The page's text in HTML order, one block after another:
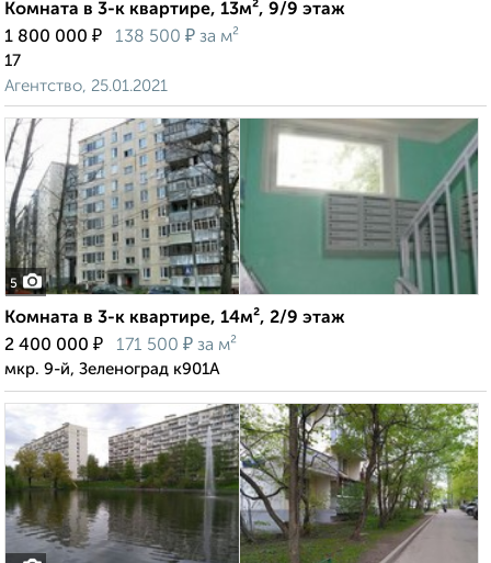
Комната в 3-к квартире, 13м², 9/9 этаж
1 800 000 ₽ 138 500 ₽ за м²
17
Агентство, 25.01.2021
5
Комната в 3-к квартире, 14м², 2/9 этаж
2 400 000 ₽ 171 500 ₽ за м²
мкр. 9-й, Зеленоград к901А